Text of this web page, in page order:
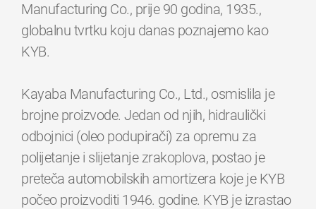
Manufacturing Co., prije 90 godina, 1935.,
globalnu tvrtku koju danas poznajemo kao
KYB.
Kayaba Manufacturing Co., Ltd., osmislila je
brojne proizvode. Jedan od njih, hidraulički
odbojnici (oleo podupirači) za opremu za
polijetanje i slijetanje zrakoplova, postao je
preteča automobilskih amortizera koje je KYB
počeo proizvoditi 1946. godine. KYB je izrastao